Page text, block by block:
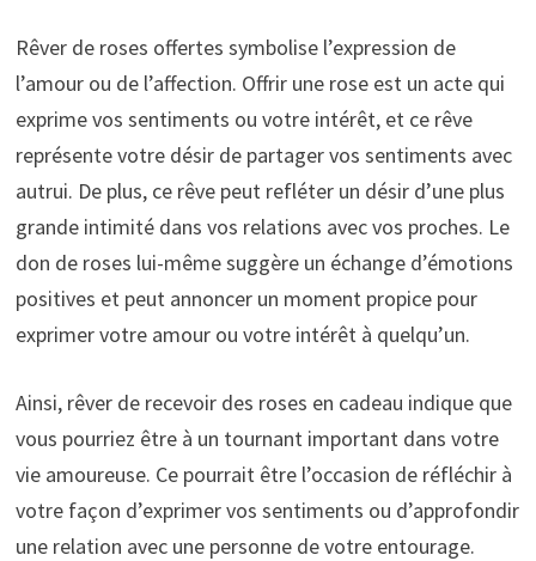
Rêver de roses offertes symbolise l’expression de
l’amour ou de l’affection. Offrir une rose est un acte qui
exprime vos sentiments ou votre intérêt, et ce rêve
représente votre désir de partager vos sentiments avec
autrui. De plus, ce rêve peut refléter un désir d’une plus
grande intimité dans vos relations avec vos proches. Le
don de roses lui-même suggère un échange d’émotions
positives et peut annoncer un moment propice pour
exprimer votre amour ou votre intérêt à quelqu’un.
Ainsi, rêver de recevoir des roses en cadeau indique que
vous pourriez être à un tournant important dans votre
vie amoureuse. Ce pourrait être l’occasion de réfléchir à
votre façon d’exprimer vos sentiments ou d’approfondir
une relation avec une personne de votre entourage.